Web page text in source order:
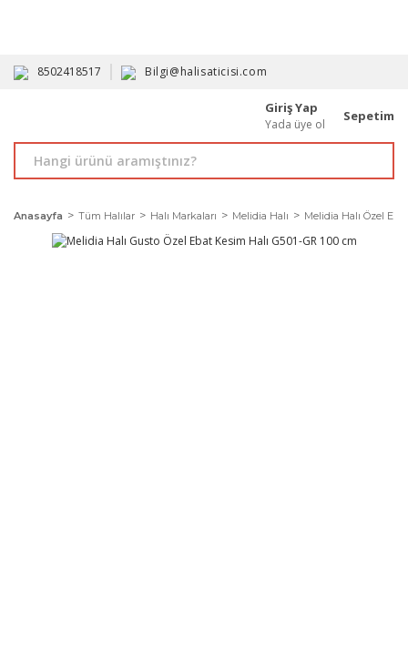
8502418517 Bilgi@halisaticisi.com
Giriş Yap
Yada üye ol
Sepetim
Anasayfa Tüm Halılar Halı Markaları Melidia Halı Melidia Halı Özel